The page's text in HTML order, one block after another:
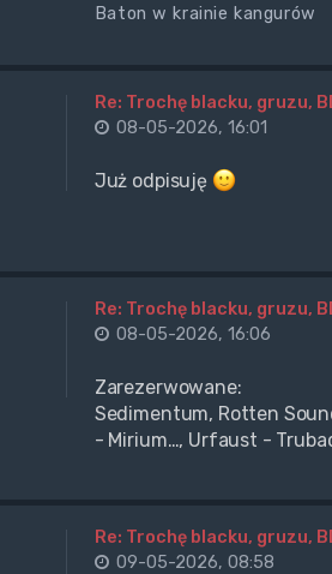
Baton w krainie kangurów
Re: Trochę blacku, gruzu,
08-05-2026, 16:01
Już odpisuję
Re: Trochę blacku, gruzu,
08-05-2026, 16:06
Zarezerwowane:
Sedimentum, Rotten
- Mirium…, Urfaust -
Re: Trochę blacku, gruzu,
09-05-2026, 08:58